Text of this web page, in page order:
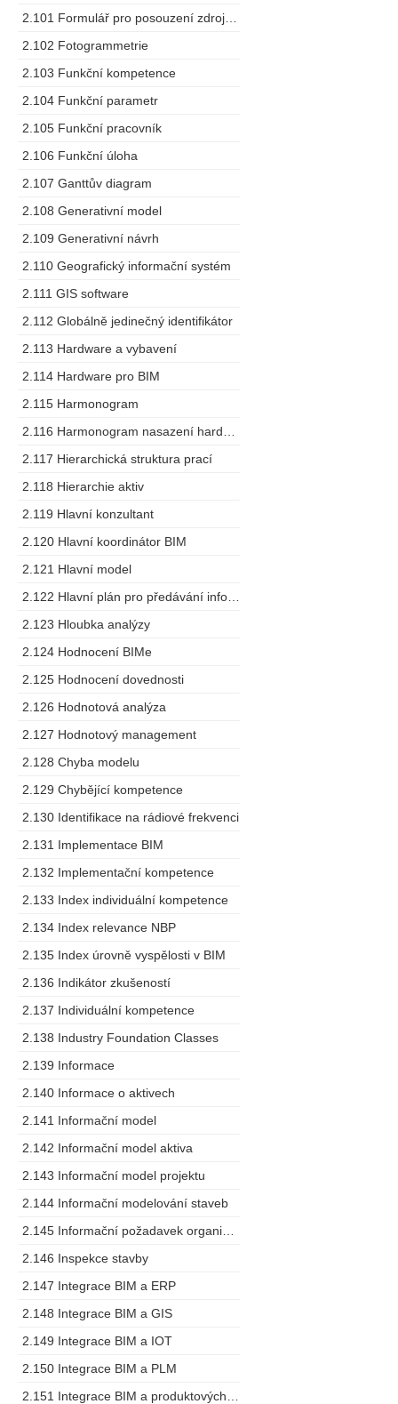
2.102 Fotogrammetrie
2.103 Funkční kompetence
2.104 Funkční parametr
2.105 Funkční pracovník
2.106 Funkční úloha
2.107 Ganttův diagram
2.108 Generativní model
2.109 Generativní návrh
2.110 Geografický informační systém
2.111 GIS software
2.112 Globálně jedinečný identifikátor
2.113 Hardware a vybavení
2.114 Hardware pro BIM
2.115 Harmonogram
2.117 Hierarchická struktura prací
2.118 Hierarchie aktiv
2.119 Hlavní konzultant
2.120 Hlavní koordinátor BIM
2.121 Hlavní model
2.123 Hloubka analýzy
2.124 Hodnocení BIMe
2.125 Hodnocení dovednosti
2.126 Hodnotová analýza
2.127 Hodnotový management
2.128 Chyba modelu
2.129 Chybějící kompetence
2.130 Identifikace na rádiové frekvenci
2.131 Implementace BIM
2.132 Implementační kompetence
2.133 Index individuální kompetence
2.134 Index relevance NBP
2.135 Index úrovně vyspělosti v BIM
2.136 Indikátor zkušeností
2.137 Individuální kompetence
2.138 Industry Foundation Classes
2.139 Informace
2.140 Informace o aktivech
2.141 Informační model
2.142 Informační model aktiva
2.143 Informační model projektu
2.144 Informační modelování staveb
2.146 Inspekce stavby
2.147 Integrace BIM a ERP
2.148 Integrace BIM a GIS
2.149 Integrace BIM a IOT
2.150 Integrace BIM a PLM